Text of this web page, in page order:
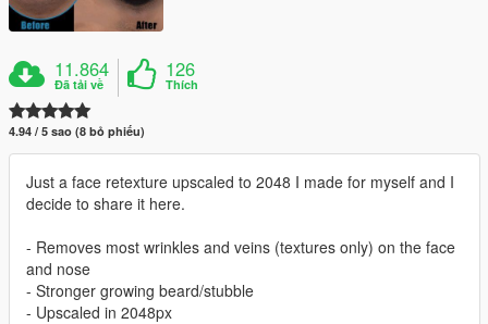
11.864
Đã tải về
126
Thích
4.94 / 5 sao (8 bỏ phiếu)
Just a face retexture upscaled to 2048 I made for myself and I
decide to share it here.
- Removes most wrinkles and veins (textures only) on the face
and nose
- Stronger growing beard/stubble
- Upscaled in 2048px